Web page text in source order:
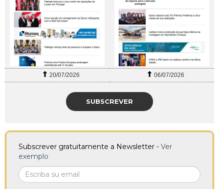
20/07/2026 06/07/2026
SUBSCREVER
Subscrever gratuitamente a Newsletter - Ver
exemplo